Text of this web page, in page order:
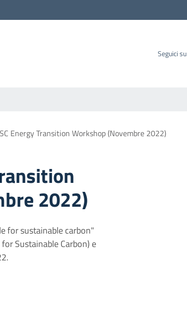
Seguici su
Energy Transition Workshop (Novembre 2022)
2022)
for sustainable carbon"
Sustainable Carbon) e